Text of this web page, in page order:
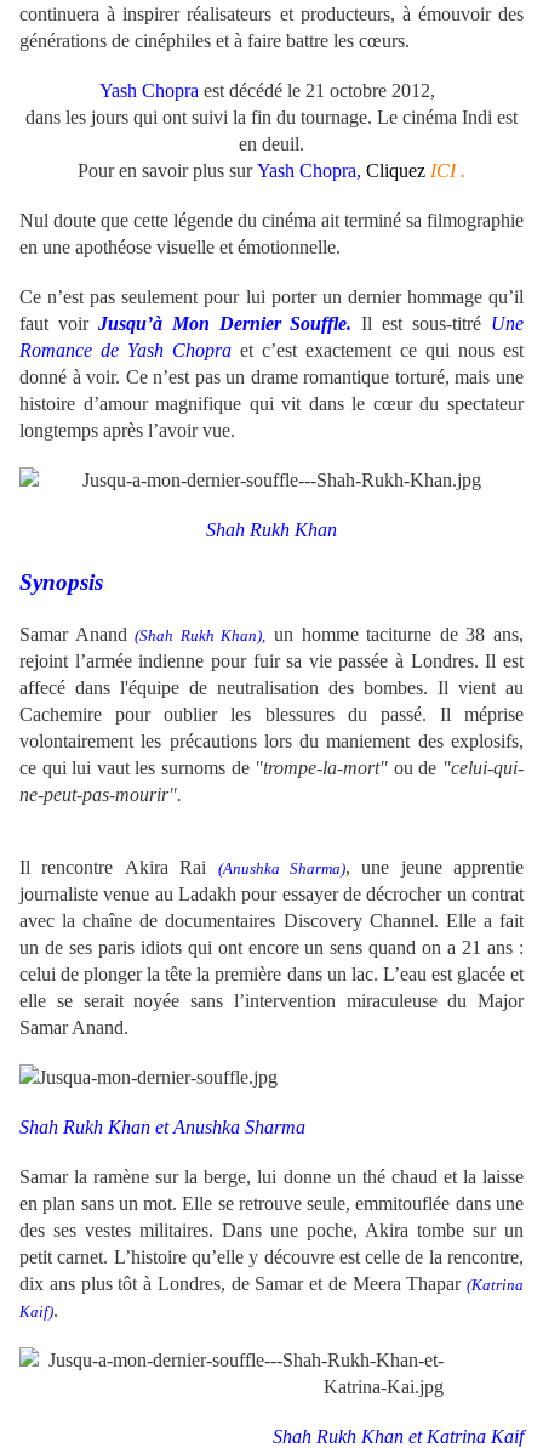
continuera à inspirer réalisateurs et producteurs, à émouvoir des
générations de cinéphiles et à faire battre les cœurs.
Yash Chopra est décédé le 21 octobre 2012,
dans les jours qui ont suivi la fin du tournage. Le cinéma Indi est
en deuil.
Pour en savoir plus sur Yash Chopra, Cliquez ICI .
Nul doute que cette légende du cinéma ait terminé sa filmographie
en une apothéose visuelle et émotionnelle.
Ce n’est pas seulement pour lui porter un dernier hommage qu’il
faut voir Jusqu’à Mon Dernier Souffle. Il est sous-titré Une
Romance de Yash Chopra et c’est exactement ce qui nous est
donné à voir. Ce n’est pas un drame romantique torturé, mais une
histoire d’amour magnifique qui vit dans le cœur du spectateur
longtemps après l’avoir vue.
Shah Rukh Khan
Synopsis
Samar Anand(Shah Rukh Khan), un homme taciturne de 38 ans,
rejoint l’armée indienne pour fuir sa vie passée à Londres. Il est
affecé dans l'équipe de neutralisation des bombes. Il vient au
Cachemire pour oublier les blessures du passé.
Il méprise
volontairement les précautions lors du maniement des explosifs,
ce qui lui vaut les surnoms de "trompe-la-mort" ou de "celui-qui-
ne-peut-pas-mourir".
Il rencontre Akira Rai (Anushka Sharma), une jeune apprentie
journaliste venue au Ladakh pour essayer de décrocher un contrat
avec la chaîne de documentaires Discovery Channel. Elle a fait
un de ses paris idiots qui ont encore un sens quand on a 21 ans :
celui de plonger la tête la première dans un lac. L’eau est glacée et
elle se serait noyée sans l’intervention miraculeuse du Major
Samar Anand.
Shah Rukh Khan et Anushka Sharma
Samar la ramène sur la berge, lui donne un thé chaud et la laisse
en plan sans un mot. Elle se retrouve seule, emmitouflée dans une
des ses vestes militaires. Dans une poche, Akira tombe sur un
petit carnet. L’histoire qu’elle y découvre est celle de la rencontre,
dix ans plus tôt à Londres, de Samar et de Meera Thapar (Katrina
Kaif).
Shah Rukh Khan et Katrina Kaif